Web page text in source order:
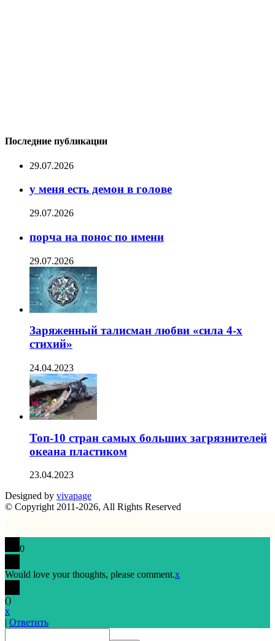
Последние публикации
29.07.2026
у меня есть демон в голове
29.07.2026
порча на понос по имени
29.07.2026
Заряженный талисман любви «сила 4-х
стихий»
24.04.2023
Топ-10 стран самых больших загрязнителей
океана пластиком
23.04.2023
Designed by vivapage
© Copyright 2011-2026, All Rights Reserved
0
Would love your thoughts, please comment.x
()
x
Ответить